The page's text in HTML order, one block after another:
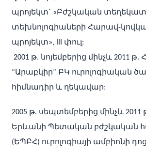
պրոյեկտ` «Բժշկական
տեխնոլոգիաների Հարավ-
պրոյեկտ», III փուլ:
2001 թ. նոյեմբերից մինչև 2011 թ.
“Արաբկիր” ԲԿ ուրոլոգիական
հիմնադիր և ղեկավար:
2005 թ. սեպտեմբերից մինչև 2011
Երևանի Պետական բժշկական
(ԵՊԲՀ) ուրոլոգիայի ամբիոնի